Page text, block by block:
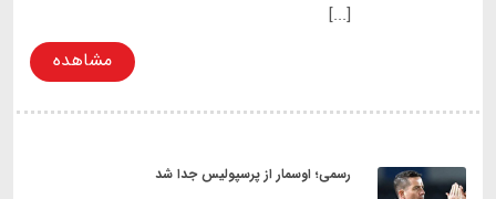
[...]
مشاهده
رسمی؛ اوسمار از پرسپولیس جدا شد